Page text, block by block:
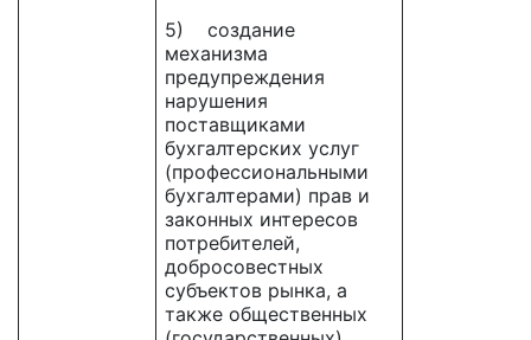
5) создание
механизма
предупреждения
нарушения
поставщиками
бухгалтерских услуг
(профессиональными
бухгалтерами) прав и
законных интересов
потребителей,
добросовестных
субъектов рынка, а
также общественных